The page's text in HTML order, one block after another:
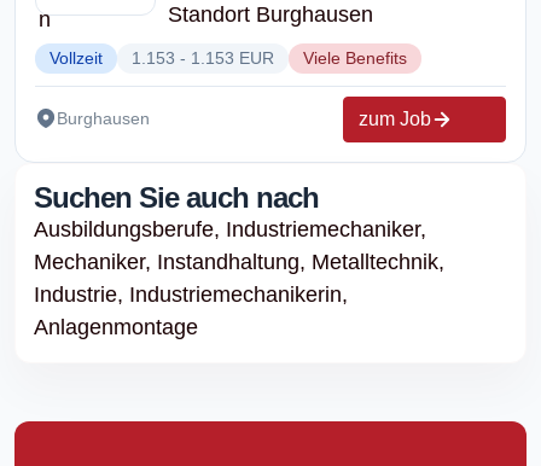
Standort Burghausen
Vollzeit 1.153 - 1.153 EUR Viele Benefits
Burghausen zum Job
Suchen Sie auch nach
Ausbildungsberufe, Industriemechaniker,
Mechaniker, Instandhaltung, Metalltechnik,
Industrie, Industriemechanikerin,
Anlagenmontage